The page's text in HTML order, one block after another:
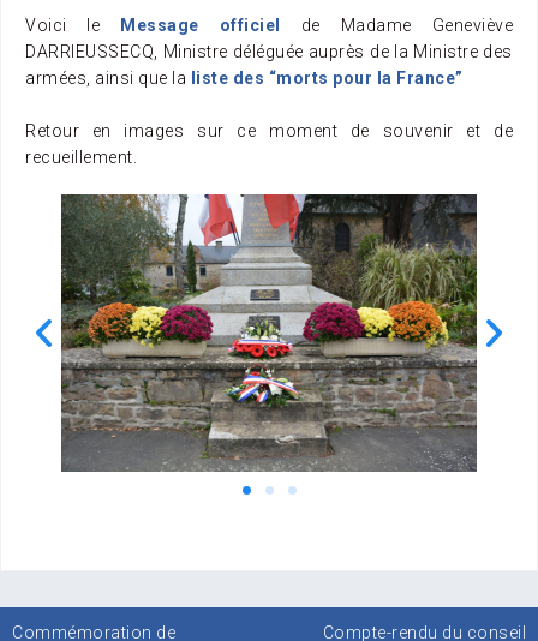
Voici le Message officiel
de Madame Geneviève
DARRIEUSSECQ, Ministre déléguée auprès de la Ministre des
armées, ainsi que la
liste des “morts pour la France”
Retour en images sur ce moment de souvenir et de
recueillement.
Commémoration de Compte-rendu du conseil